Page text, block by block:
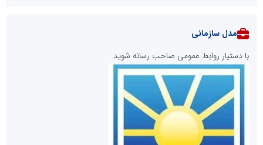
روابط عمومی خبرگزاری گزارش خبر
مدل سازمانی
با دستیار روابط عمومی صاحب رسانه شوید